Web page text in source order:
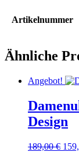
Artikelnummer
Ähnliche
Angebot!
Design
189,00€